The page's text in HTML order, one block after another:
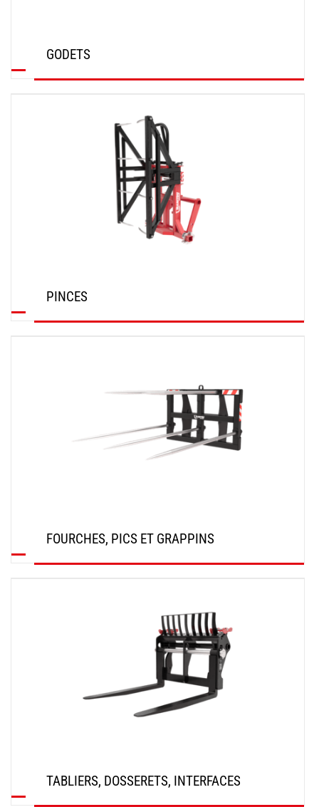
GODETS
PINCES
FOURCHES, PICS ET GRAPPINS
TABLIERS, DOSSERETS, INTERFACES